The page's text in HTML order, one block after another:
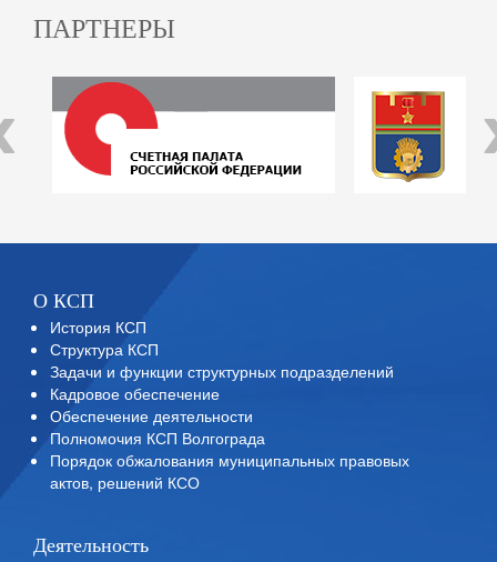
ПАРТНЕРЫ
О КСП
История КСП
Структура КСП
Задачи и функции структурных подразделений
Кадровое обеспечение
Обеспечение деятельности
Полномочия КСП Волгограда
Порядок обжалования муниципальных правовых
актов, решений КСО
Деятельность